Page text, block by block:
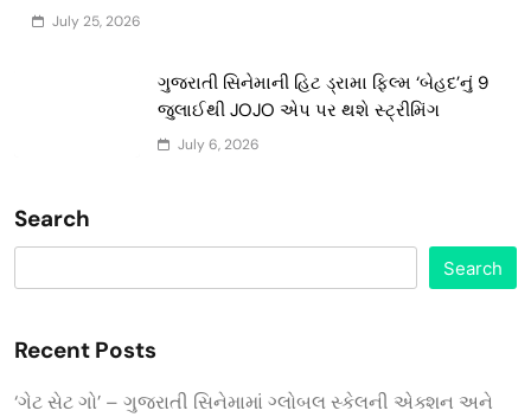
July 25, 2026
ગુજરાતી સિનેમાની હિટ ડ્રામા ફિલ્મ ‘બેહદ’નું 9
જુલાઈથી JOJO એપ પર થશે સ્ટ્રીમિંગ
July 6, 2026
Search
Search
Recent Posts
‘ગેટ સેટ ગો’ – ગુજરાતી સિનેમામાં ગ્લોબલ સ્કેલની એક્શન અને